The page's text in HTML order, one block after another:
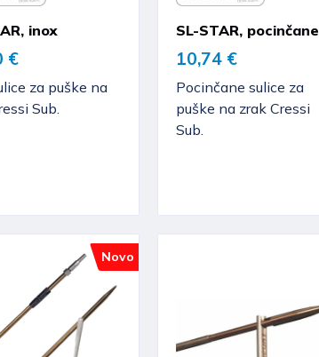
inox
€
za puške na
Sub.
SL-STAR, pocinčane
10,74 €
Pocinčane sulice za
puške na zrak Cressi
Sub.
Novo